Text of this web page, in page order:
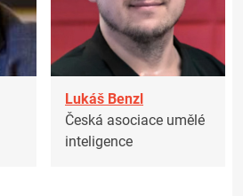
Lukáš Benzl
Česká asociace umělé
inteligence